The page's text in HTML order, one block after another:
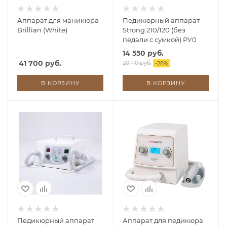
Аппарат для маникюра
Brillian (White)
41 700 руб.
В КОРЗИНУ
Педикюрный аппарат
Strong 210/120 (без
педали с сумкой) РУ0
14 550 руб.
20 110 руб. -28%
В КОРЗИНУ
Педикюрный аппарат
Аппарат для педикюра